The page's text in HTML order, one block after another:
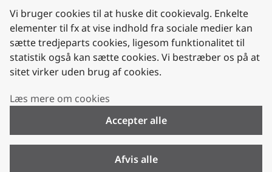
Aktindsigt
Persondatabeskyttelse
Nyttige links
Plan- og Landdistriktsstyrelsen
Folkekirken.dk
Vi bruger cookies til at huske dit cookievalg. Enkelte
elementer til fx at vise indhold fra sociale medier kan
sætte tredjeparts cookies, ligesom funktionalitet til
statistik også kan sætte cookies. Vi bestræber os på at
sitet virker uden brug af cookies.
Læs mere om cookies
Accepter alle
Afvis alle